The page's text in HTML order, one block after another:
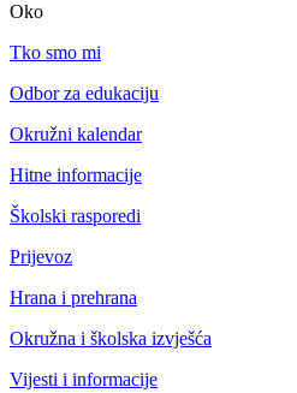
Oko
Tko smo mi
Odbor za edukaciju
Okružni kalendar
Hitne informacije
Školski rasporedi
Prijevoz
Hrana i prehrana
Okružna i školska izvješća
Vijesti i informacije